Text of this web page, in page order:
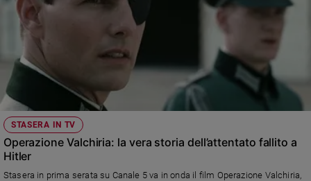
STASERA IN TV
Operazione Valchiria: la vera storia dell’attentato fallito a
Hitler
Stasera in prima serata su Canale 5 va in onda il film Operazione Valchiria,